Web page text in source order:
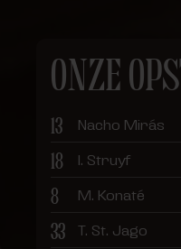
ONZE
13 Nacho Mirás
18 I. Struyf
8 M. Konaté
33 T. St. Jago